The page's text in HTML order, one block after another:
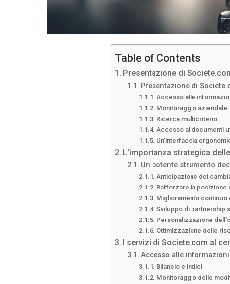
Table of Contents
Presentazione di
Presentazione di
Accesso alle
Monitoraggio aziendale
Ricerca multicriterio
Accesso ai documenti
Un'interfaccia
L'importanza strategica
Un potente strumento
Anticipazione dei
Rafforzare la posizione
Miglioramento continuo
Sviluppo di partnership
Personalizzazione
Ottimizzazione delle
I servizi di Societe.com al
Accesso alle
Bilancio e indici
Monitoraggio delle